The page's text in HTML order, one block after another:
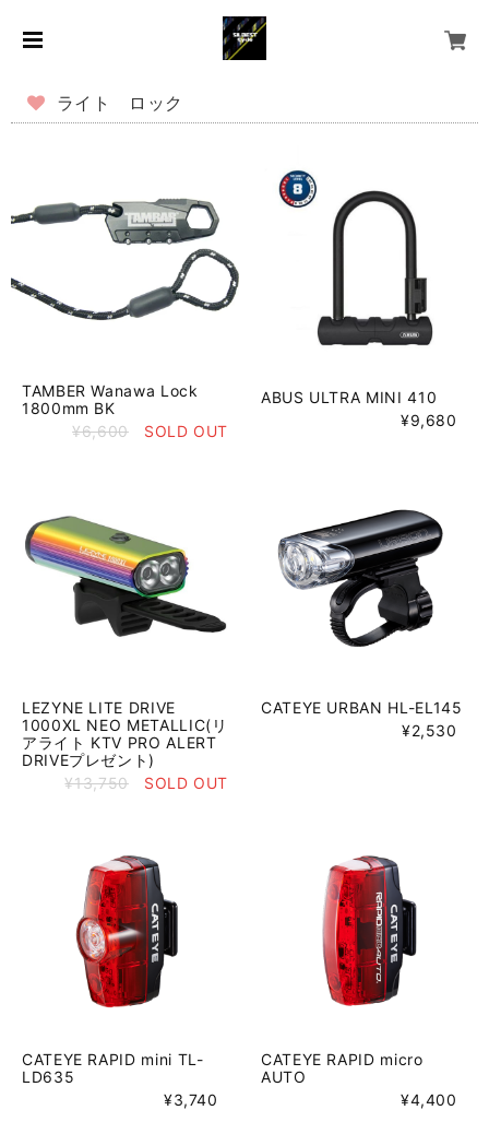
ライト ロック
TAMBER Wanawa Lock
1800mm BK
¥6,600
SOLD OUT
ABUS ULTRA MINI 410
¥9,680
LEZYNE LITE DRIVE
1000XL NEO METALLIC(リ
アライト KTV PRO ALERT
DRIVEプレゼント)
¥13,750
SOLD OUT
CATEYE URBAN HL-EL145
¥2,530
CATEYE RAPID mini TL-
LD635
¥3,740
CATEYE RAPID micro
AUTO
¥4,400